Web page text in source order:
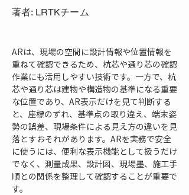
著者: LRTKチーム
ARは、現場の空間に設計情報や位置情報を
重ねて確認できるため、杭芯や通り芯の確認
作業にも活用しやすい技術です。一方で、杭
芯や通り芯は建物や構造物の基準になる重要
な位置であり、AR表示だけを見て判断する
と、座標のずれ、基準点の取り違え、端末姿
勢の誤差、現場条件による見え方の違いを見
落とすおそれがあります。ARを実務で安全
に使うには、便利な表示機能として扱うだけ
でなく、測量成果、設計図、現場墨、施工手
順との関係を整理して確認することが重要で
す。